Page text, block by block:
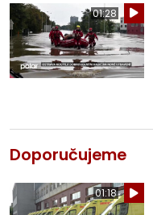
01:28
Doporučujeme
01:18